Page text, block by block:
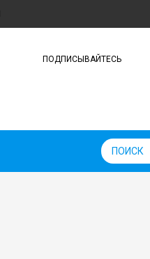
ПОДПИСЫВАЙТЕСЬ
ПОИСК